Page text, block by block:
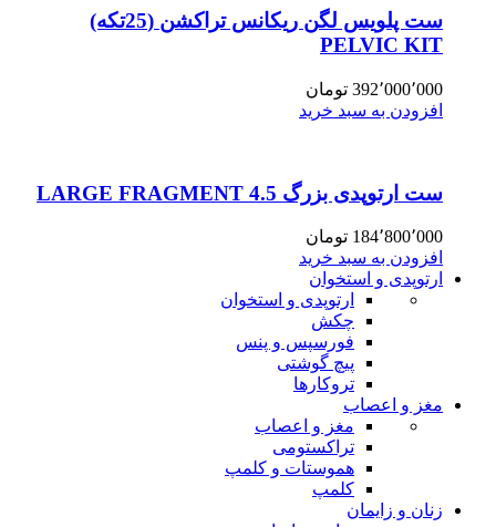
ست پلویس لگن ریکانس تراکشن (25تکه)
PELVIC KIT
392٬000٬000 تومان
افزودن به سبد خرید
ست ارتوپدی بزرگ 4.5 LARGE FRAGMENT
184٬800٬000 تومان
افزودن به سبد خرید
ارتوپدی و استخوان
ارتوپدی و استخوان
چکش
فورسپس و پنس
پیچ گوشتی
تروکارها
مغز و اعصاب
مغز و اعصاب
تراکستومی
هموستات و کلمپ
کلمپ
زنان و زایمان